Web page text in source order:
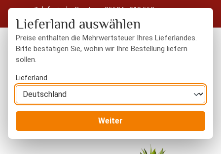
Zum Hauptinhalt springen
Telefonische Beratung: 05604 - 919 563
Kostenloser Versand in Deutschland ab 50 € Warenwert
Lieferland auswählen
Preise enthalten die Mehrwertsteuer Ihres Lieferlandes.
Bitte bestätigen Sie, wohin wir Ihre Bestellung liefern
sollen.
Lieferland
Weiter